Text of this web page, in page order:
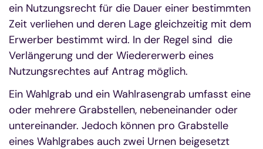
ein Nutzungsrecht für die Dauer einer bestimmten
Zeit verliehen und deren Lage gleichzeitig mit dem
Erwerber bestimmt wird. In der Regel sind die
Verlängerung und der Wiedererwerb eines
Nutzungsrechtes auf Antrag möglich.
Ein Wahlgrab und ein Wahlrasengrab umfasst eine
oder mehrere Grabstellen, nebeneinander oder
untereinander. Jedoch können pro Grabstelle
eines Wahlgrabes auch zwei Urnen beigesetzt